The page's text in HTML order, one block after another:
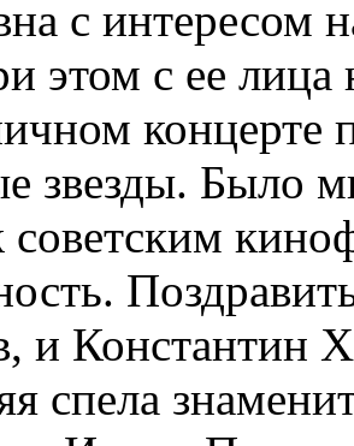
с интересом
этом с ее лица
концерте
звезды. Было
советским
и Константин
спела